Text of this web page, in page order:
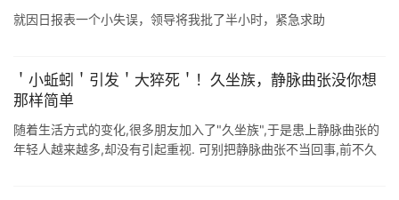
就因日报表一个小失误，领导将我批了半小时，紧急求助
＇小蚯蚓＇引发＇大猝死＇！久坐族，静脉曲张没你想
那样简单
随着生活方式的变化,很多朋友加入了"久坐族",于是患上静脉曲张的
年轻人越来越多,却没有引起重视. 可别把静脉曲张不当回事,前不久